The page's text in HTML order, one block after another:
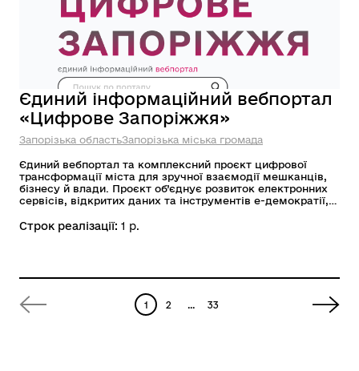
Єдиний інформаційний вебпортал
«Цифрове Запоріжжя»
Запорізька областьЗапорізька міська громада
Єдиний вебпортал та комплексний проєкт цифрової
трансформації міста для зручної взаємодії мешканців,
бізнесу й влади. Проєкт об’єднує розвиток електронних
сервісів, відкритих даних та інструментів е-демократії, а
Його головна мета — зробити міські послуги
Строк реалізації: 1 р.
1 2 33